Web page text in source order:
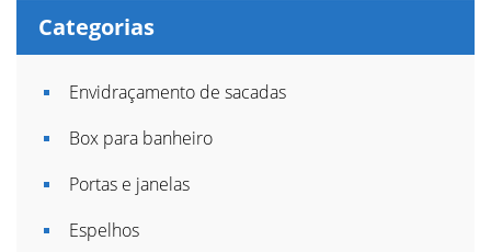
Categorias
Envidraçamento de sacadas
Box para banheiro
Portas e janelas
Espelhos